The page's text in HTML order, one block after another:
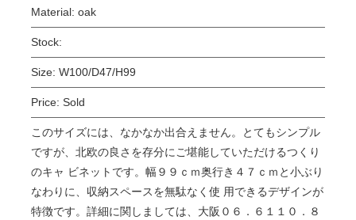
Material: oak
Stock:
Size: W100/D47/H99
Price: Sold
このサイズには、なかなか出合えません。とてもシンプル
ですが、北欧の良さを存分にご堪能していただけるつくり
のキャ ビネットです。幅９９ｃｍ奥行き４７ｃｍと小ぶり
なわりに、収納スペースを無駄なく使 用できるデザインが
特徴です。詳細に関しましては、大阪０６．６１１０．８